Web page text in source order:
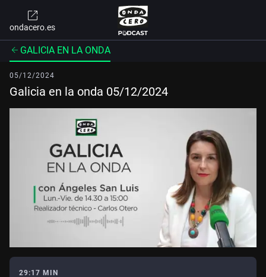
ondacero.es
GALICIA EN LA ONDA
05/12/2024
Galicia en la onda 05/12/2024
29:17 MIN